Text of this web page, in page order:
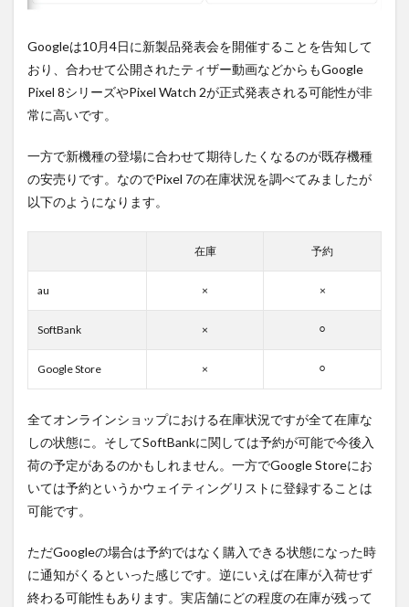
ョッ
プが
す
め！
Googleは10月4日に新製品発表会を開催することを告知して
おり、合わせて公開されたティザー動画などからもGoogle
Pixel 8シリーズやPixel Watch 2が正式発表される可能性が非
常に高いです。
一方で新機種の登場に合わせて期待したくなるのが既存機種
の安売りです。なのでPixel 7の在庫状況を調べてみましたが
以下のようになります。
在庫 予約
au × ×
SoftBank × ⚪︎
Google Store × ⚪︎
全てオンラインショップにおける在庫状況ですが全て在庫な
しの状態に。そしてSoftBankに関しては予約が可能で今後入
荷の予定があるのかもしれません。一方でGoogle Storeにお
いては予約というかウェイティングリストに登録することは
可能です。
ただGoogleの場合は予約ではなく購入できる状態になった時
に通知がくるといった感じです。逆にいえば在庫が入荷せず
終わる可能性もあります。実店舗にどの程度の在庫が残って